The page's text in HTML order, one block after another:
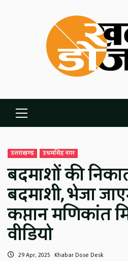
Primary
Menu
उत्तराखण्ड उधमसिंह नगर
बदमाशों की
बदमाशी, भेजा
कप्तान मणिकांत
वीडियो
29 Apr, 2025 Khabar Dose Desk